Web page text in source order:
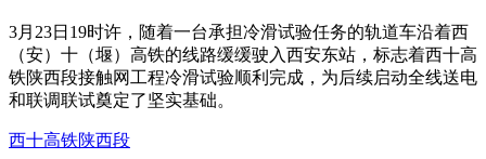
3月23日19时许，随着一台承担冷滑试验任务的轨道车沿着西
（安）十（堰）高铁的线路缓缓驶入西安东站，标志着西十高
铁陕西段接触网工程冷滑试验顺利完成，为后续启动全线送电
和联调联试奠定了坚实基础。
西十高铁陕西段